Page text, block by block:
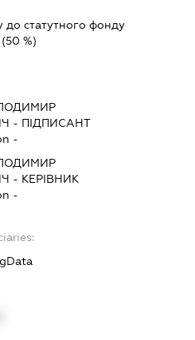
до статутного фонду
(50 %)
- ПІДПИСАНТ
-
- КЕРІВНИК
-